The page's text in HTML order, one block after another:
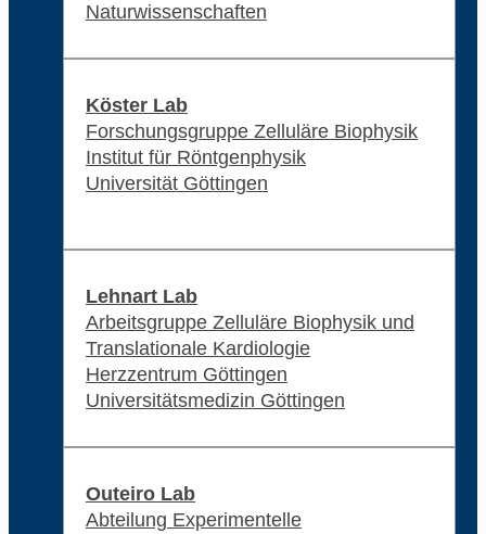
Naturwissenschaften
Köster Lab
Forschungsgruppe Zelluläre Biophysik
Institut für Röntgenphysik
Universität Göttingen
Lehnart Lab
Arbeitsgruppe Zelluläre Biophysik und
Translationale Kardiologie
Herzzentrum Göttingen
Universitätsmedizin Göttingen
Outeiro Lab
Abteilung Experimentelle